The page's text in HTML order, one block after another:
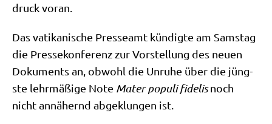
druck voran.
Das vati­ka­ni­sche Pres­se­amt kün­dig­te am Sams­tag
die Pres­se­kon­fe­renz zur Vor­stel­lung des neu­en
Doku­ments an, obwohl die Unru­he über die jüng­
ste lehr­mä­ßi­ge Note Mater popu­li fide­lisnoch
nicht annä­hernd abge­klun­gen ist.